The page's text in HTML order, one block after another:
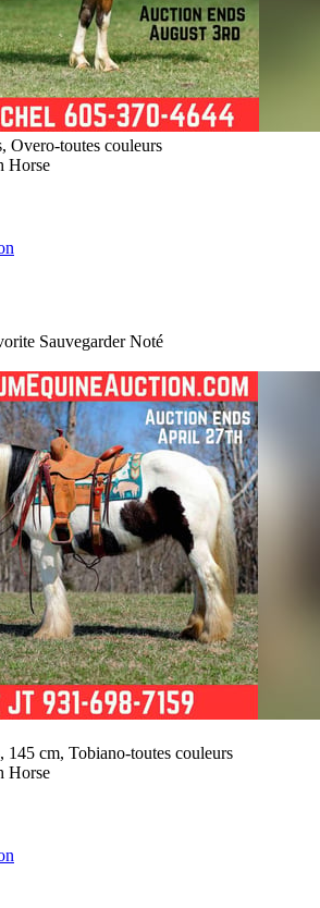
Overo-toutes couleurs
Horse
Sauvegarder Noté
145 cm, Tobiano-toutes couleurs
Horse